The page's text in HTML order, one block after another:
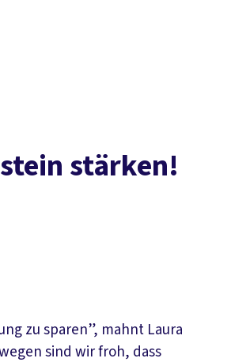
stär­ken!
zu sparen”, mahnt Laura
sind wir froh, dass